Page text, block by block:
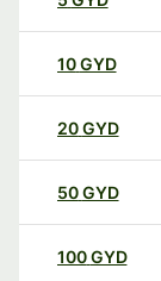
10GYD
20GYD
50GYD
100GYD